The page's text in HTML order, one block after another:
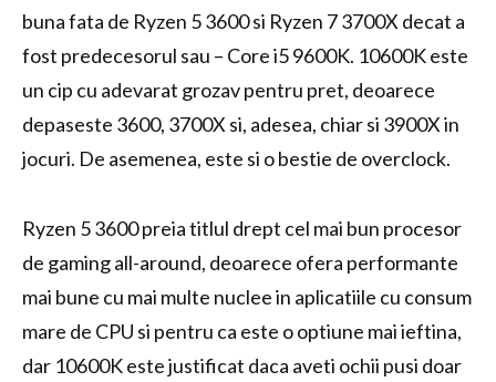
buna fata de Ryzen 5 3600 si Ryzen 7 3700X decat a
fost predecesorul sau – Core i5 9600K. 10600K este
un cip cu adevarat grozav pentru pret, deoarece
depaseste 3600, 3700X si, adesea, chiar si 3900X in
jocuri. De asemenea, este si o bestie de overclock.
Ryzen 5 3600 preia titlul drept cel mai bun procesor
de gaming all-around, deoarece ofera performante
mai bune cu mai multe nuclee in aplicatiile cu consum
mare de CPU si pentru ca este o optiune mai ieftina,
dar 10600K este justificat daca aveti ochii pusi doar